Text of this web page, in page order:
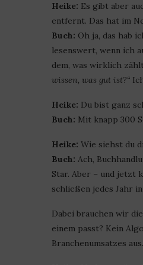
Heike: Es gibt aber
entfernt. Das hat im
Buch: Oh ja, das hab
lesenswert, wenn ich
dem, was wirklich
wissen, was gut ist?“
Heike: Du bist ganz
Buch: Mit knapp 300
Heike: Wie siehst du
Buch: Ach,
Star. Aber – und jetzt
schließen jedes Jahr
Dabei brauchen wir
einem passt? Kein
Branchenumsatzes